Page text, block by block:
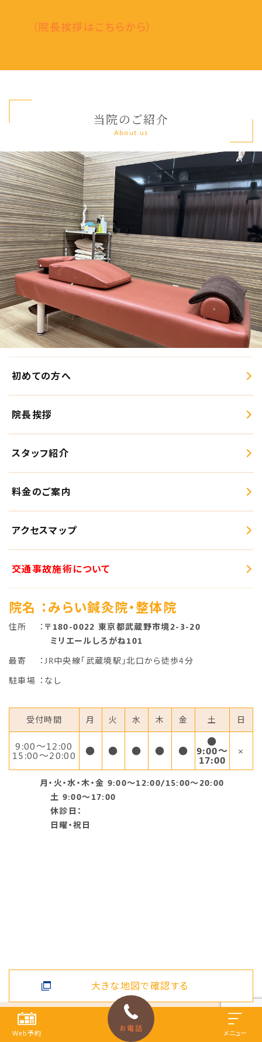
Web予約
お電話
メニュー
（院長挨拶はこちらから）
当院のご紹介
About us
初めての方へ
院長挨拶
スタッフ紹介
料金のご案内
アクセスマップ
交通事故施術について
院名 ：みらい鍼灸院・整体院
住所 ： 〒180-0022 東京都武蔵野市境2-3-20
ミリエールしろがね101
最寄
：JR中央線「武蔵境駅」北口から徒歩4分
駐車場 ：なし
受付時間 月 火 水 木 金 土 日
9:00〜12:00
15:00～20:00 ● ● ● ● ●
●
9:00～
17:00
×
月・火・水・木・金 9:00～12:00/15:00～20:00
土 9:00～17:00
休診日：
日曜・祝日
大きな地図で確認する